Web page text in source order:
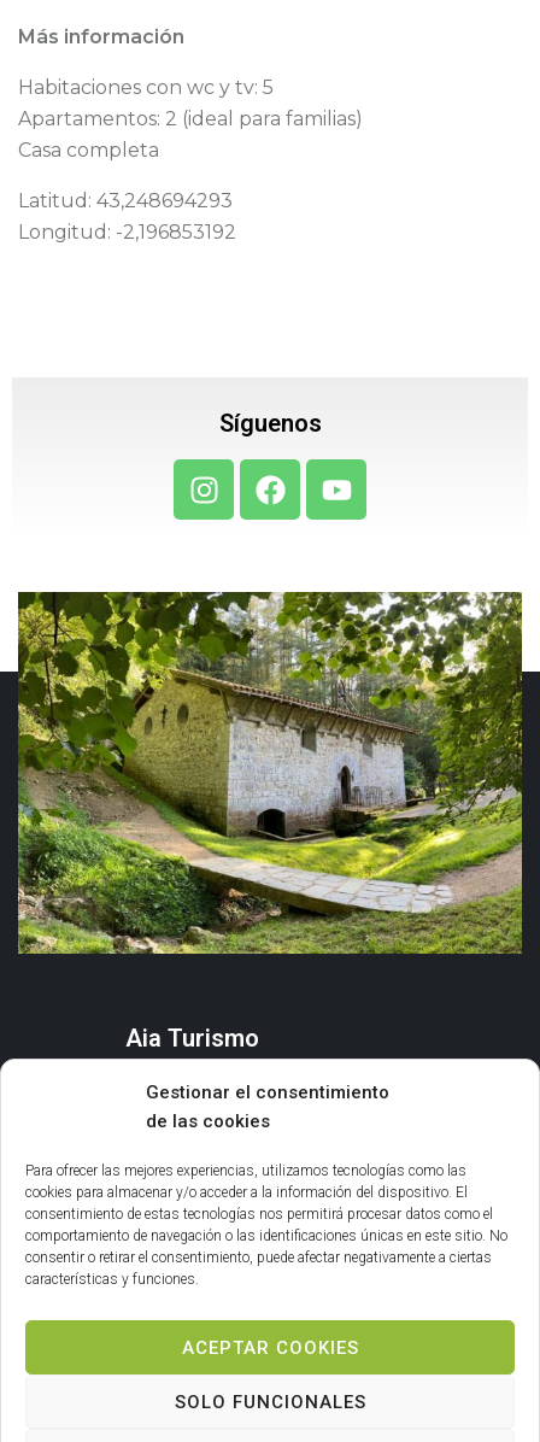
Gestionar el consentimiento
de las cookies
Para ofrecer las mejores experiencias, utilizamos tecnologías como las
cookies para almacenar y/o acceder a la información del dispositivo. El
consentimiento de estas tecnologías nos permitirá procesar datos como el
comportamiento de navegación o las identificaciones únicas en este sitio. No
consentir o retirar el consentimiento, puede afectar negativamente a ciertas
características y funciones.
ACEPTAR COOKIES
SOLO FUNCIONALES
Más información
Habitaciones con wc y tv: 5
Apartamentos: 2 (ideal para familias)
Casa completa
Latitud: 43,248694293
Longitud: -2,196853192
Síguenos
Aia Turismo
QUÉ HACER
AGENDA Y EVENTOS
Información general
INFORMACIÓN LEGAL